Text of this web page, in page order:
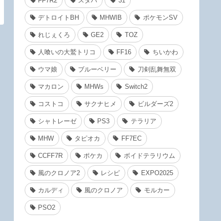
デトロイトBH MHWIB ポケモンSV
れじぇくろ GE2 TOZ
人喰いの大鷲トリコ FF16 ちいかわ
ウマ娘 ブルーベリー 刀剣乱舞無双
マカロン MHWs Switch2
コストコ サクナヒメ ビルダーズ2
シャトレーゼ PS3 テラリア
MHW タピオカ FF7EC
CCFF7R ポケカ ボイドテラリウム
風のクロノア2 レシピ EXPO2025
カルディ 風のクロノア モルカー
PSO2